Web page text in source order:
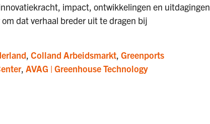
impact, ontwikkelingen en uitdagingen
dat verhaal breder uit te dragen bij
,Colland Arbeidsmarkt,Greenports
,AVAG | Greenhouse Technology